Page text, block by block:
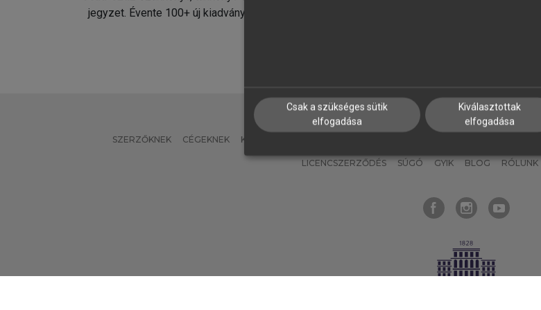
jegyzet. Évente 100+ új kiadvány.
SZERZŐKNEK CÉGEKNEK KÖNYVTÁROSOKNAK
LICENCSZERZŐDÉS SÚGÓ GYIK BLOG RÓLUNK
Csak a szükséges sütik
elfogadása
Kiválasztottak
elfogadása